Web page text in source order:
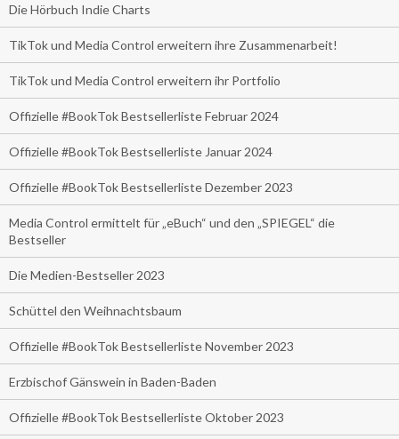
Die Hörbuch Indie Charts
TikTok und Media Control erweitern ihre Zusammenarbeit!
TikTok und Media Control erweitern ihr Portfolio
Offizielle #BookTok Bestsellerliste Februar 2024
Offizielle #BookTok Bestsellerliste Januar 2024
Offizielle #BookTok Bestsellerliste Dezember 2023
Media Control ermittelt für „eBuch“ und den „SPIEGEL“ die
Bestseller
Die Medien-Bestseller 2023
Schüttel den Weihnachtsbaum
Offizielle #BookTok Bestsellerliste November 2023
Erzbischof Gänswein in Baden-Baden
Offizielle #BookTok Bestsellerliste Oktober 2023